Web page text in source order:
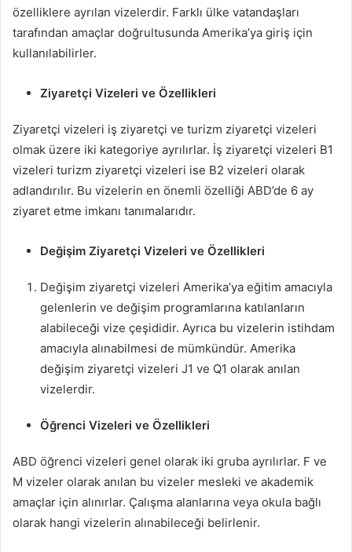
özelliklere ayrılan vizelerdir. Farklı ülke vatandaşları
tarafından amaçlar doğrultusunda Amerika’ya giriş için
kullanılabilirler.
Ziyaretçi Vizeleri ve Özellikleri
Ziyaretçi vizeleri iş ziyaretçi ve turizm ziyaretçi vizeleri
olmak üzere iki kategoriye ayrılırlar. İş ziyaretçi vizeleri B1
vizeleri turizm ziyaretçi vizeleri ise B2 vizeleri olarak
adlandırılır. Bu vizelerin en önemli özelliği ABD’de 6 ay
ziyaret etme imkanı tanımalarıdır.
Değişim Ziyaretçi Vizeleri ve Özellikleri
Değişim ziyaretçi vizeleri Amerika’ya eğitim amacıyla
gelenlerin ve değişim programlarına katılanların
alabileceği vize çeşididir. Ayrıca bu vizelerin istihdam
amacıyla alınabilmesi de mümkündür. Amerika
değişim ziyaretçi vizeleri J1 ve Q1 olarak anılan
vizelerdir.
Öğrenci Vizeleri ve Özellikleri
ABD öğrenci vizeleri genel olarak iki gruba ayrılırlar. F ve
M vizeler olarak anılan bu vizeler mesleki ve akademik
amaçlar için alınırlar. Çalışma alanlarına veya okula bağlı
olarak hangi vizelerin alınabileceği belirlenir.